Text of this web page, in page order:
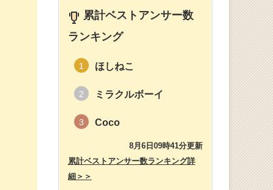
累計ベストアンサー数
ランキング
1 ほしねこ
2 ミラクルボーイ
3 Coco
8月6日09時41分更新
累計ベストアンサー数ランキング詳
細＞＞